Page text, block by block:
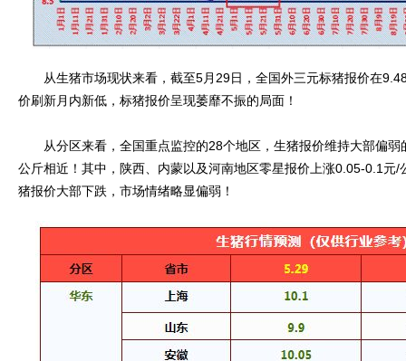
从生猪市场现状来看，截至5月29日，全国外三元标猪报价在
价刷新月内新低，标猪报价呈现萎靡不振的局面！
从分区来看，全国重点监控的28个地区，生猪报价维持大部偏弱
公斤相近！其中，陕西、内蒙以及河南地区零星报价上涨0.05-0.1元
猪报价大部下跌，市场情绪略显偏弱！